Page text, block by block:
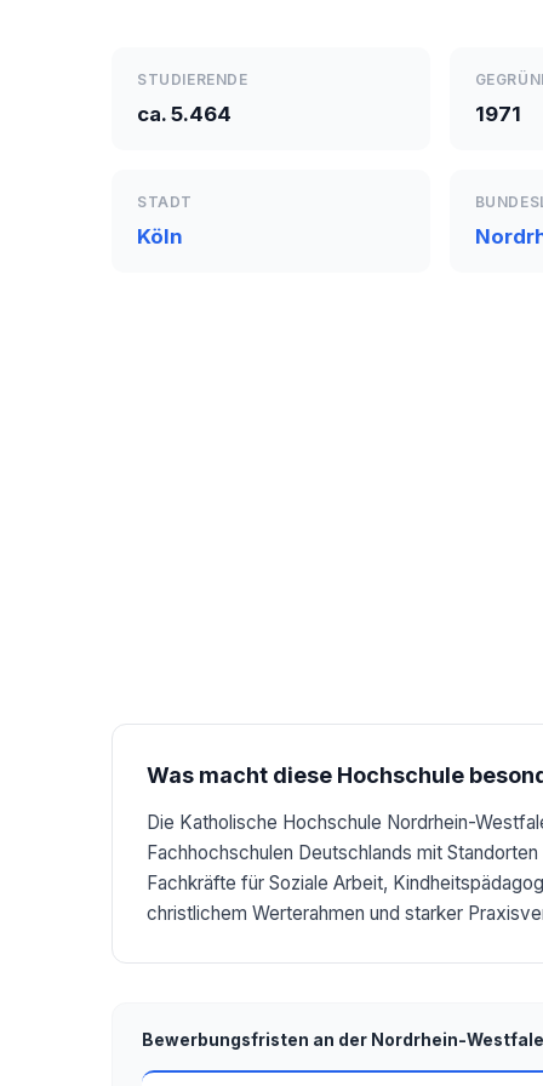
STUDIERENDE
ca. 5.464 1971
STADT
Köln
Was macht diese Hochschule
Die Katholische Hochschule Nordrhein-
Fachhochschulen Deutschlands mit
Fachkräfte für Soziale Arbeit,
christlichem Werterahmen und starker
Bewerbungsfristen an der Nordrhein-